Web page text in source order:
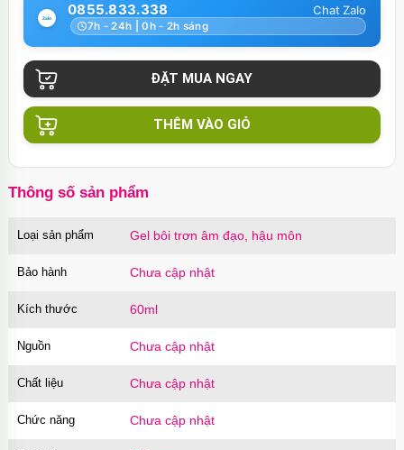
0855.833.338
7h - 24h | 0h - 2h sáng
THÊM VÀO GIỎ
Thông số sản phẩm
Loại sản phẩm Gel bôi trơn âm đạo, hậu môn
Bảo hành Chưa cập nhật
Kích thước 60ml
Nguồn Chưa cập nhật
Chất liệu Chưa cập nhật
Chức năng Chưa cập nhật